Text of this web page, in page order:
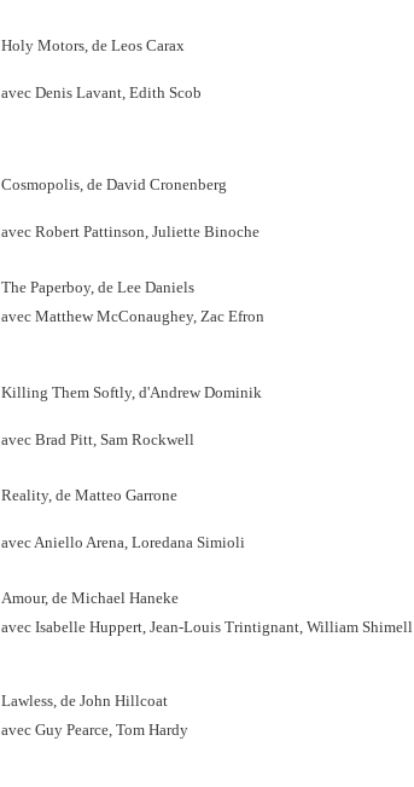
Holy Motors, de Leos Carax
avec Denis Lavant, Edith Scob
Cosmopolis, de David Cronenberg
avec Robert Pattinson, Juliette Binoche
The Paperboy, de Lee Daniels
avec Matthew McConaughey, Zac Efron
Killing Them Softly, d'Andrew Dominik
avec Brad Pitt, Sam Rockwell
Reality, de Matteo Garrone
avec Aniello Arena, Loredana Simioli
Amour, de Michael Haneke
avec Isabelle Huppert, Jean-Louis Trintignant, William Shimell
Lawless, de John Hillcoat
avec Guy Pearce, Tom Hardy